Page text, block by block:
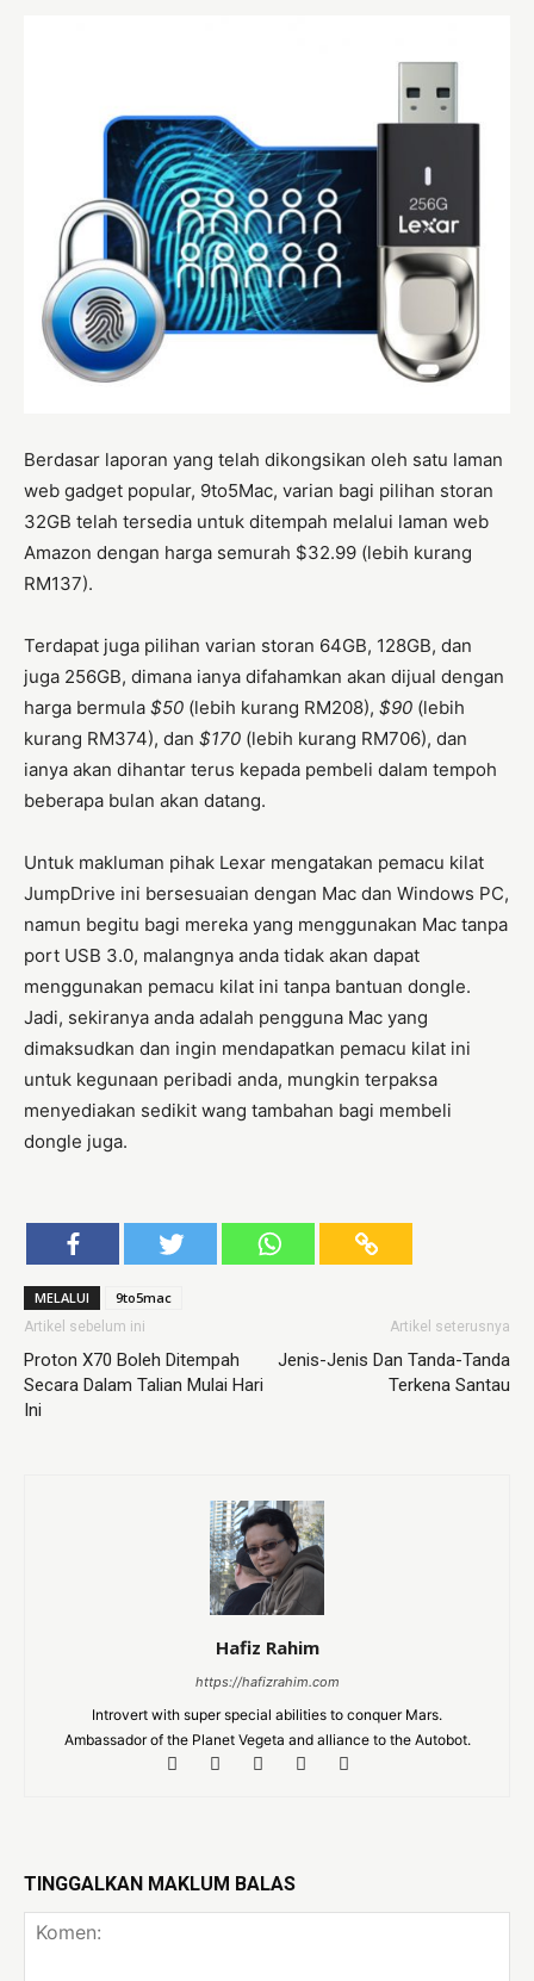
Berdasar laporan yang telah dikongsikan oleh satu laman
web gadget popular, 9to5Mac, varian bagi pilihan storan
32GB telah tersedia untuk ditempah melalui laman web
Amazon dengan harga semurah $32.99 (lebih kurang
RM137).
Terdapat juga pilihan varian storan 64GB, 128GB, dan
juga 256GB, dimana ianya difahamkan akan dijual dengan
harga bermula $50 (lebih kurang RM208), $90 (lebih
kurang RM374), dan $170 (lebih kurang RM706), dan
ianya akan dihantar terus kepada pembeli dalam tempoh
beberapa bulan akan datang.
Untuk makluman pihak Lexar mengatakan pemacu kilat
JumpDrive ini bersesuaian dengan Mac dan Windows PC,
namun begitu bagi mereka yang menggunakan Mac tanpa
port USB 3.0, malangnya anda tidak akan dapat
menggunakan pemacu kilat ini tanpa bantuan dongle.
Jadi, sekiranya anda adalah pengguna Mac yang
dimaksudkan dan ingin mendapatkan pemacu kilat ini
untuk kegunaan peribadi anda, mungkin terpaksa
menyediakan sedikit wang tambahan bagi membeli
dongle juga.
MELALUI 9to5mac
Artikel sebelum ini
Proton X70 Boleh Ditempah
Secara Dalam Talian Mulai Hari
Ini
Artikel seterusnya
Jenis-Jenis Dan Tanda-Tanda
Terkena Santau
Hafiz Rahim
https://hafizrahim.com
Introvert with super special abilities to conquer Mars.
Ambassador of the Planet Vegeta and alliance to the Autobot.
TINGGALKAN MAKLUM BALAS